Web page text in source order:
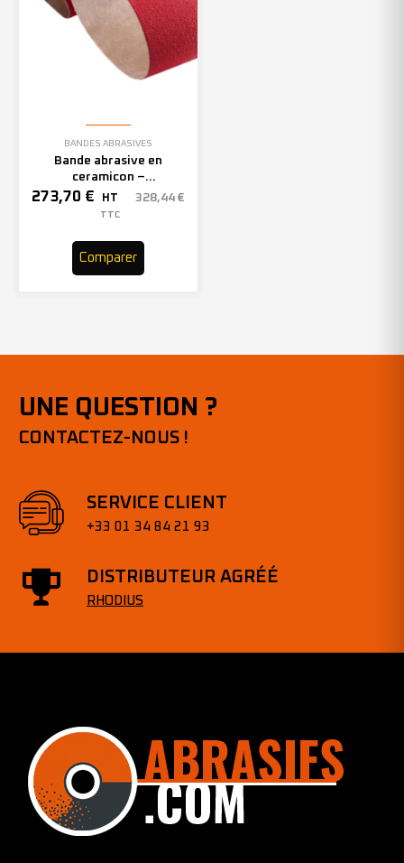
BANDES ABRASIVES
Bande abrasive en
ceramicon –
150mmx2000mm – Grain 40
– 305969 (x10)
273,70 € HT 328,44 €
TTC
Comparer
UNE QUESTION ?
CONTACTEZ-NOUS !
SERVICE CLIENT
+33 01 34 84 21 93
DISTRIBUTEUR AGRÉÉ
RHODIUS